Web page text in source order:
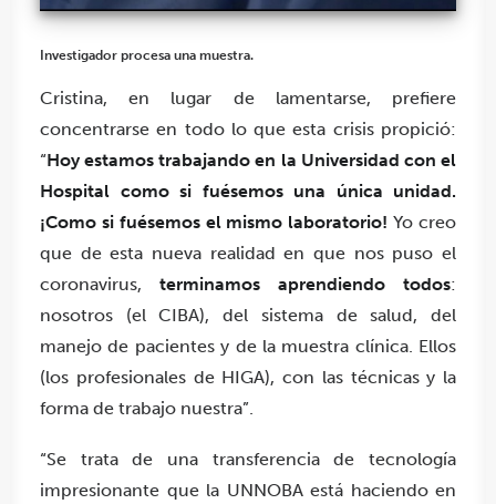
Investigador procesa una muestra.
Cristina, en lugar de lamentarse, prefiere
concentrarse en todo lo que esta crisis propició:
“Hoy estamos trabajando en la Universidad con el
Hospital como si fuésemos una única unidad.
¡Como si fuésemos el mismo laboratorio! Yo creo
que de esta nueva realidad en que nos puso el
coronavirus, terminamos aprendiendo todos:
nosotros (el CIBA), del sistema de salud, del
manejo de pacientes y de la muestra clínica. Ellos
(los profesionales de HIGA), con las técnicas y la
forma de trabajo nuestra”.
“Se trata de una transferencia de tecnología
impresionante que la UNNOBA está haciendo en